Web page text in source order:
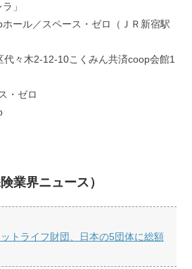
」
ール／スペース・ゼロ（ＪＲ新宿駅
々木2-12-10こくみん共済coop会館1
・ゼロ
業界ニュース）
トライフ財団、日本の5団体に総額